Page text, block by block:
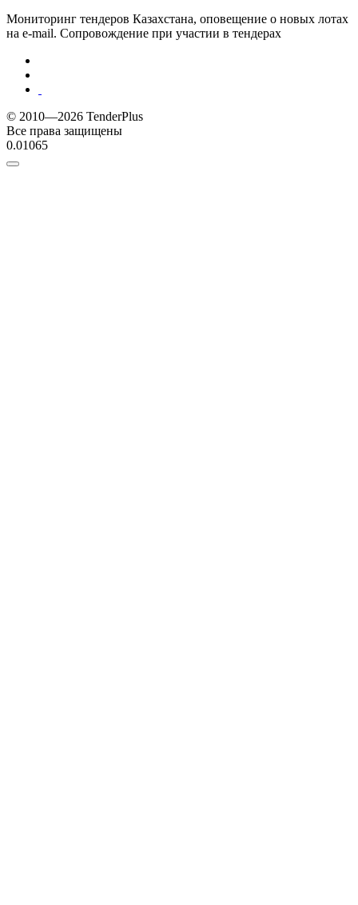
Мониторинг тендеров Казахстана, оповещение о новых лотах
на e-mail. Сопровождение при участии в тендерах
© 2010—2026 TenderPlus
Все права защищены
0.01065